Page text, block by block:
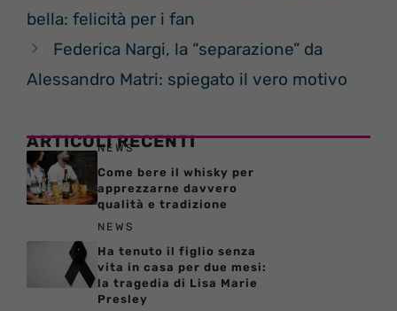
bella: felicità per i fan
Federica Nargi, la “separazione” da
Alessandro Matri: spiegato il vero motivo
ARTICOLI RECENTI
NEWS
Come bere il whisky per
apprezzarne davvero
qualità e tradizione
NEWS
Ha tenuto il figlio senza
vita in casa per due mesi:
la tragedia di Lisa Marie
Presley